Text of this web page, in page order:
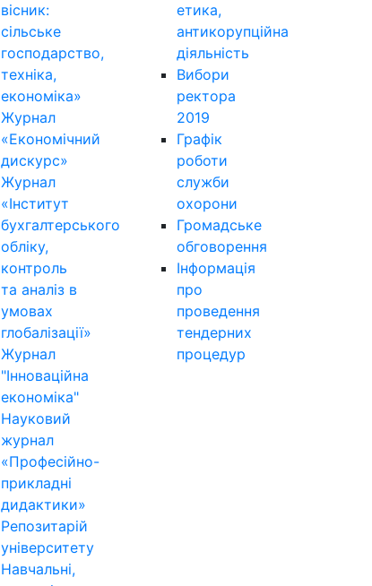
вісник:
сільське
господарство,
техніка,
економіка»
Журнал
«Економічний
дискурс»
Журнал
«Інститут
бухгалтерського
обліку,
контроль
та аналіз в
умовах
глобалізації»
Журнал
"Інноваційна
економіка"
Науковий
журнал
«Професійно-
прикладні
дидактики»
Репозитарій
університету
Навчальні,
етика,
антикорупційна
діяльність
Вибори
ректора
2019
Графік
роботи
служби
охорони
Громадське
обговорення
Інформація
про
проведення
тендерних
процедур